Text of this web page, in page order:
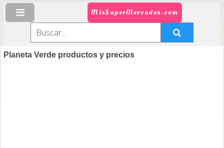
MisSuperMercados.com
Planeta Verde productos y precios